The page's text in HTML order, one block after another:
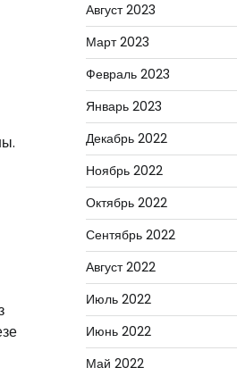
Август 2023
Март 2023
Февраль 2023
Январь 2023
Декабрь 2022
Ноябрь 2022
Октябрь 2022
Сентябрь 2022
Август 2022
Июль 2022
Июнь 2022
Май 2022